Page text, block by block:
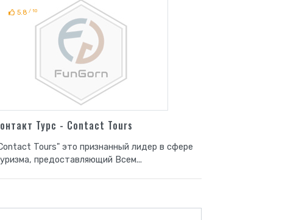
5.8 / 10
Турс - Contact Tours
Tours" это признанный лидер в сфере
предоставляющий Всем...